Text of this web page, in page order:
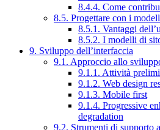
8.4.4. Come
8.5. Progettare con i
8.5.1. Vantaggi
8.5.2. I modelli di
9. Sviluppo dell’interfaccia
9.1. Approccio allo
9.1.1. Attività
9.1.2. Web design
9.1.3. Mobile first
9.1.4. Progressive
degradation
9.2. Strumenti di supporto